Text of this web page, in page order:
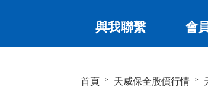
與我聯繫 會
首頁 天威保全股價行情